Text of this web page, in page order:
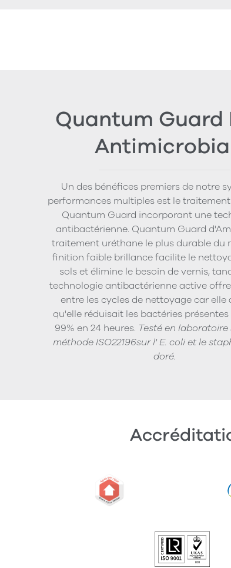
Quantum Guard
Un des bénéfices premiers de notre
performances multiples est le
Quantum Guard incorporant une
antibactérienne. Quantum Guard
traitement uréthane le plus durable du
finition faible brillance facilite le
sols et élimine le besoin de vernis,
technologie antibactérienne active
entre les cycles de nettoyage car elle
qu'elle réduisait les bactéries présentes
99% en 24 heures. Testé en
méthode ISO22196sur l' E. coli et le
doré.